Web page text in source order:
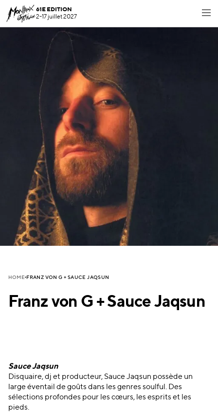
61E EDITION
2-17 juillet 2027
HOME FRANZ VON G + SAUCE JAQSUN
Franz von G + Sauce Jaqsun
Sauce Jaqsun
Disquaire, dj et producteur, Sauce Jaqsun possède un
large éventail de goûts dans les genres soulful. Des
sélections profondes pour les cœurs, les esprits et les
pieds.